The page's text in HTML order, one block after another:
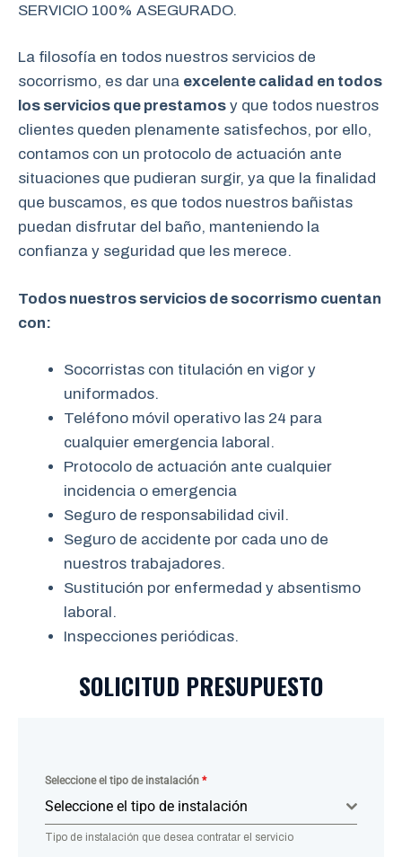
SERVICIO 100% ASEGURADO.
La filosofía en todos nuestros servicios de
socorrismo, es dar una excelente calidad en todos
los servicios que prestamos y que todos nuestros
clientes queden plenamente satisfechos, por ello,
contamos con un protocolo de actuación ante
situaciones que pudieran surgir, ya que la finalidad
que buscamos, es que todos nuestros bañistas
puedan disfrutar del baño, manteniendo la
confianza y seguridad que les merece.
Todos nuestros servicios de socorrismo cuentan
con:
Socorristas con titulación en vigor y
uniformados.
Teléfono móvil operativo las 24 para
cualquier emergencia laboral.
Protocolo de actuación ante cualquier
incidencia o emergencia
Seguro de responsabilidad civil.
Seguro de accidente por cada uno de
nuestros trabajadores.
Sustitución por enfermedad y absentismo
laboral.
Inspecciones periódicas.
SOLICITUD PRESUPUESTO
Seleccione el tipo de instalación *
Seleccione el tipo de instalación
Tipo de instalación que desea contratar el servicio